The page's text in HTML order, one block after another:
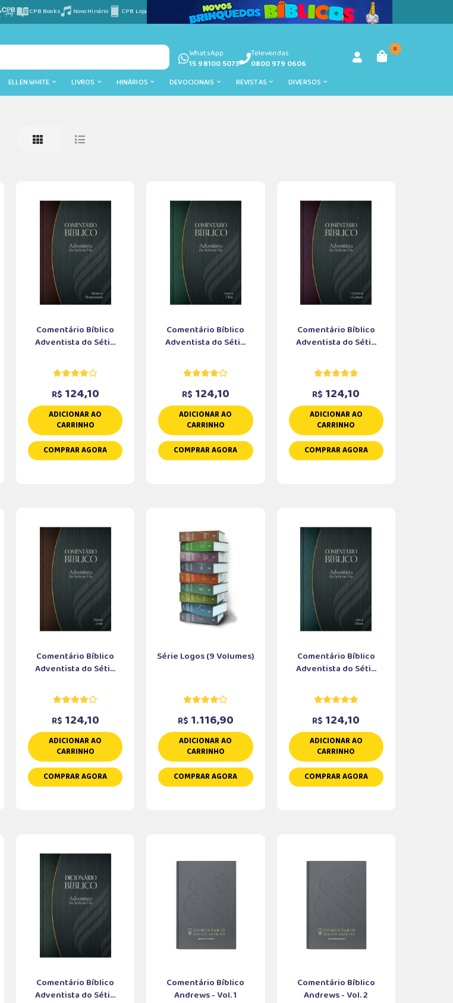
CPB Books Novo Hinário CPB Loja
WhatsApp
15 98100 5073
Televendas
0800 979 0606
0
ELLEN WHITE LIVROS HINÁRIOS DEVOCIONAIS REVISTAS DIVERSOS
Comentário Bíblico
Adventista do Séti...
R$ 124,10
ADICIONAR AO
CARRINHO
COMPRAR AGORA
Comentário Bíblico
Adventista do Séti...
R$ 124,10
ADICIONAR AO
CARRINHO
COMPRAR AGORA
Comentário Bíblico
Adventista do Séti...
R$ 124,10
ADICIONAR AO
CARRINHO
COMPRAR AGORA
Comentário Bíblico
Adventista do Séti...
R$ 124,10
ADICIONAR AO
CARRINHO
COMPRAR AGORA
Série Logos (9 Volumes)
R$ 1.116,90
ADICIONAR AO
CARRINHO
COMPRAR AGORA
Comentário Bíblico
Adventista do Séti...
R$ 124,10
ADICIONAR AO
CARRINHO
COMPRAR AGORA
Comentário Bíblico
Adventista do Séti...
Comentário Bíblico
Andrews - Vol. 1
Comentário Bíblico
Andrews - Vol. 2